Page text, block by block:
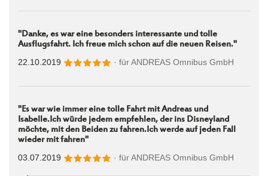
"Danke, es war eine besonders interessante und tolle
Ausflugsfahrt. Ich freue mich schon auf die neuen Reisen."
22.10.2019 · fürANDREAS Omnibus GmbH
"Es war wie immer eine tolle Fahrt mit Andreas und
Isabelle.Ich würde jedem empfehlen, der ins Disneyland
möchte, mit den Beiden zu fahren.Ich werde auf jeden Fall
wieder mit fahren"
03.07.2019 · fürANDREAS Omnibus GmbH